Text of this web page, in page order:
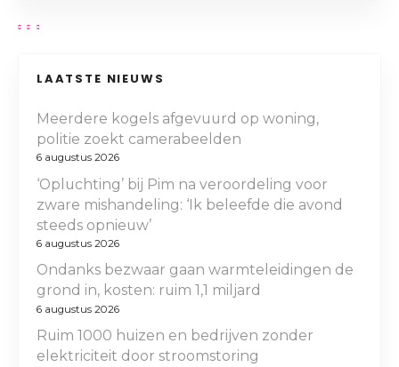
LAATSTE NIEUWS
Meerdere kogels afgevuurd op woning,
politie zoekt camerabeelden
6 augustus 2026
‘Opluchting’ bij Pim na veroordeling voor
zware mishandeling: ‘Ik beleefde die avond
steeds opnieuw’
6 augustus 2026
Ondanks bezwaar gaan warmteleidingen de
grond in, kosten: ruim 1,1 miljard
6 augustus 2026
Ruim 1000 huizen en bedrijven zonder
elektriciteit door stroomstoring